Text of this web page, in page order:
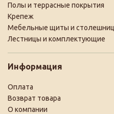
Полы и террасные покрытия
Крепеж
Мебельные щиты и
Лестницы и комплектующие
Информация
Оплата
Возврат товара
О компании